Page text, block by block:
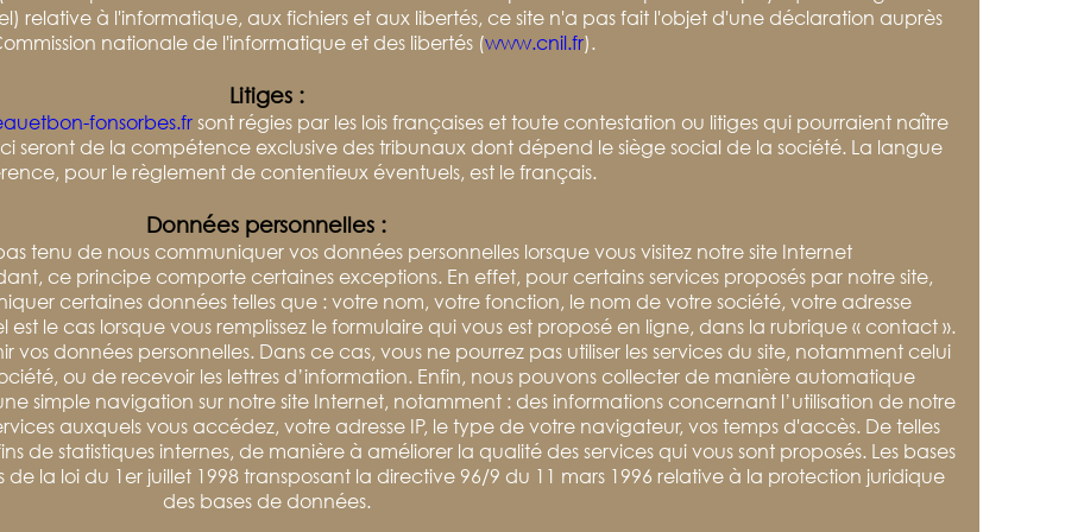
relative à l'informatique, aux fichiers et aux libertés, ce site n'a pas fait l'objet d'une déclaration auprès
nationale de l'informatique et des libertés (www.cnil.fr).
Litiges :
fonsorbes.frsont régies par les lois françaises et toute contestation ou litiges qui pourraient naître
seront de la compétence exclusive des tribunaux dont dépend le siège social de la société. La langue
pour le règlement de contentieux éventuels, est le français.
Données personnelles :
tenu de nous communiquer vos données personnelles lorsque vous visitez notre site Internet
ce principe comporte certaines exceptions. En effet, pour certains services proposés par notre site,
certaines données telles que : votre nom, votre fonction, le nom de votre société, votre adresse
le cas lorsque vous remplissez le formulaire qui vous est proposé en ligne, dans la rubrique « contact ».
vos données personnelles. Dans ce cas, vous ne pourrez pas utiliser les services du site, notamment celui
ou de recevoir les lettres d’information. Enfin, nous pouvons collecter de manière automatique
simple navigation sur notre site Internet, notamment : des informations concernant l’utilisation de notre
auxquels vous accédez, votre adresse IP, le type de votre navigateur, vos temps d'accès. De telles
de statistiques internes, de manière à améliorer la qualité des services qui vous sont proposés. Les bases
la loi du 1er juillet 1998 transposant la directive 96/9 du 11 mars 1996 relative à la protection juridique
des bases de données.